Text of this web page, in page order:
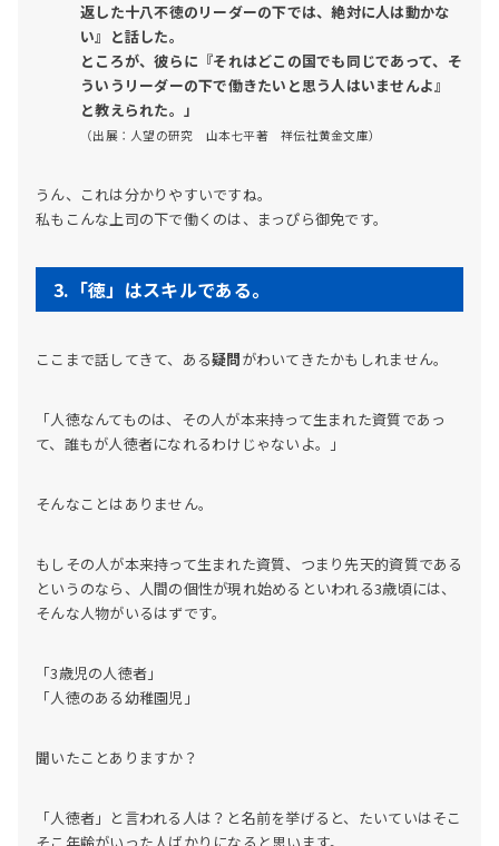
返した十八不徳のリーダーの下では、絶対に人は動かな
い』と話した。
ところが、彼らに『それはどこの国でも同じであって、そ
ういうリーダーの下で働きたいと思う人はいませんよ』
と教えられた。」
（出展：人望の研究 山本七平著 祥伝社黄金文庫）
うん、これは分かりやすいですね。
私もこんな上司の下で働くのは、まっぴら御免です。
3.「徳」はスキルである。
ここまで話してきて、ある疑問がわいてきたかもしれません。
「人徳なんてものは、その人が本来持って生まれた資質であっ
て、誰もが人徳者になれるわけじゃないよ。」
そんなことはありません。
もしその人が本来持って生まれた資質、つまり先天的資質である
というのなら、人間の個性が現れ始めるといわれる3歳頃には、
そんな人物がいるはずです。
「3歳児の人徳者」
「人徳のある幼稚園児」
聞いたことありますか？
「人徳者」と言われる人は？と名前を挙げると、たいていはそこ